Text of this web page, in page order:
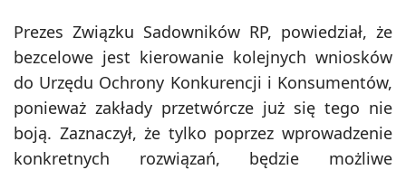
Prezes Związku Sadowników RP, powiedział, że
bezcelowe jest kierowanie kolejnych wniosków
do Urzędu Ochrony Konkurencji i Konsumentów,
ponieważ zakłady przetwórcze już się tego nie
boją. Zaznaczył, że tylko poprzez wprowadzenie
konkretnych rozwiązań, będzie możliwe